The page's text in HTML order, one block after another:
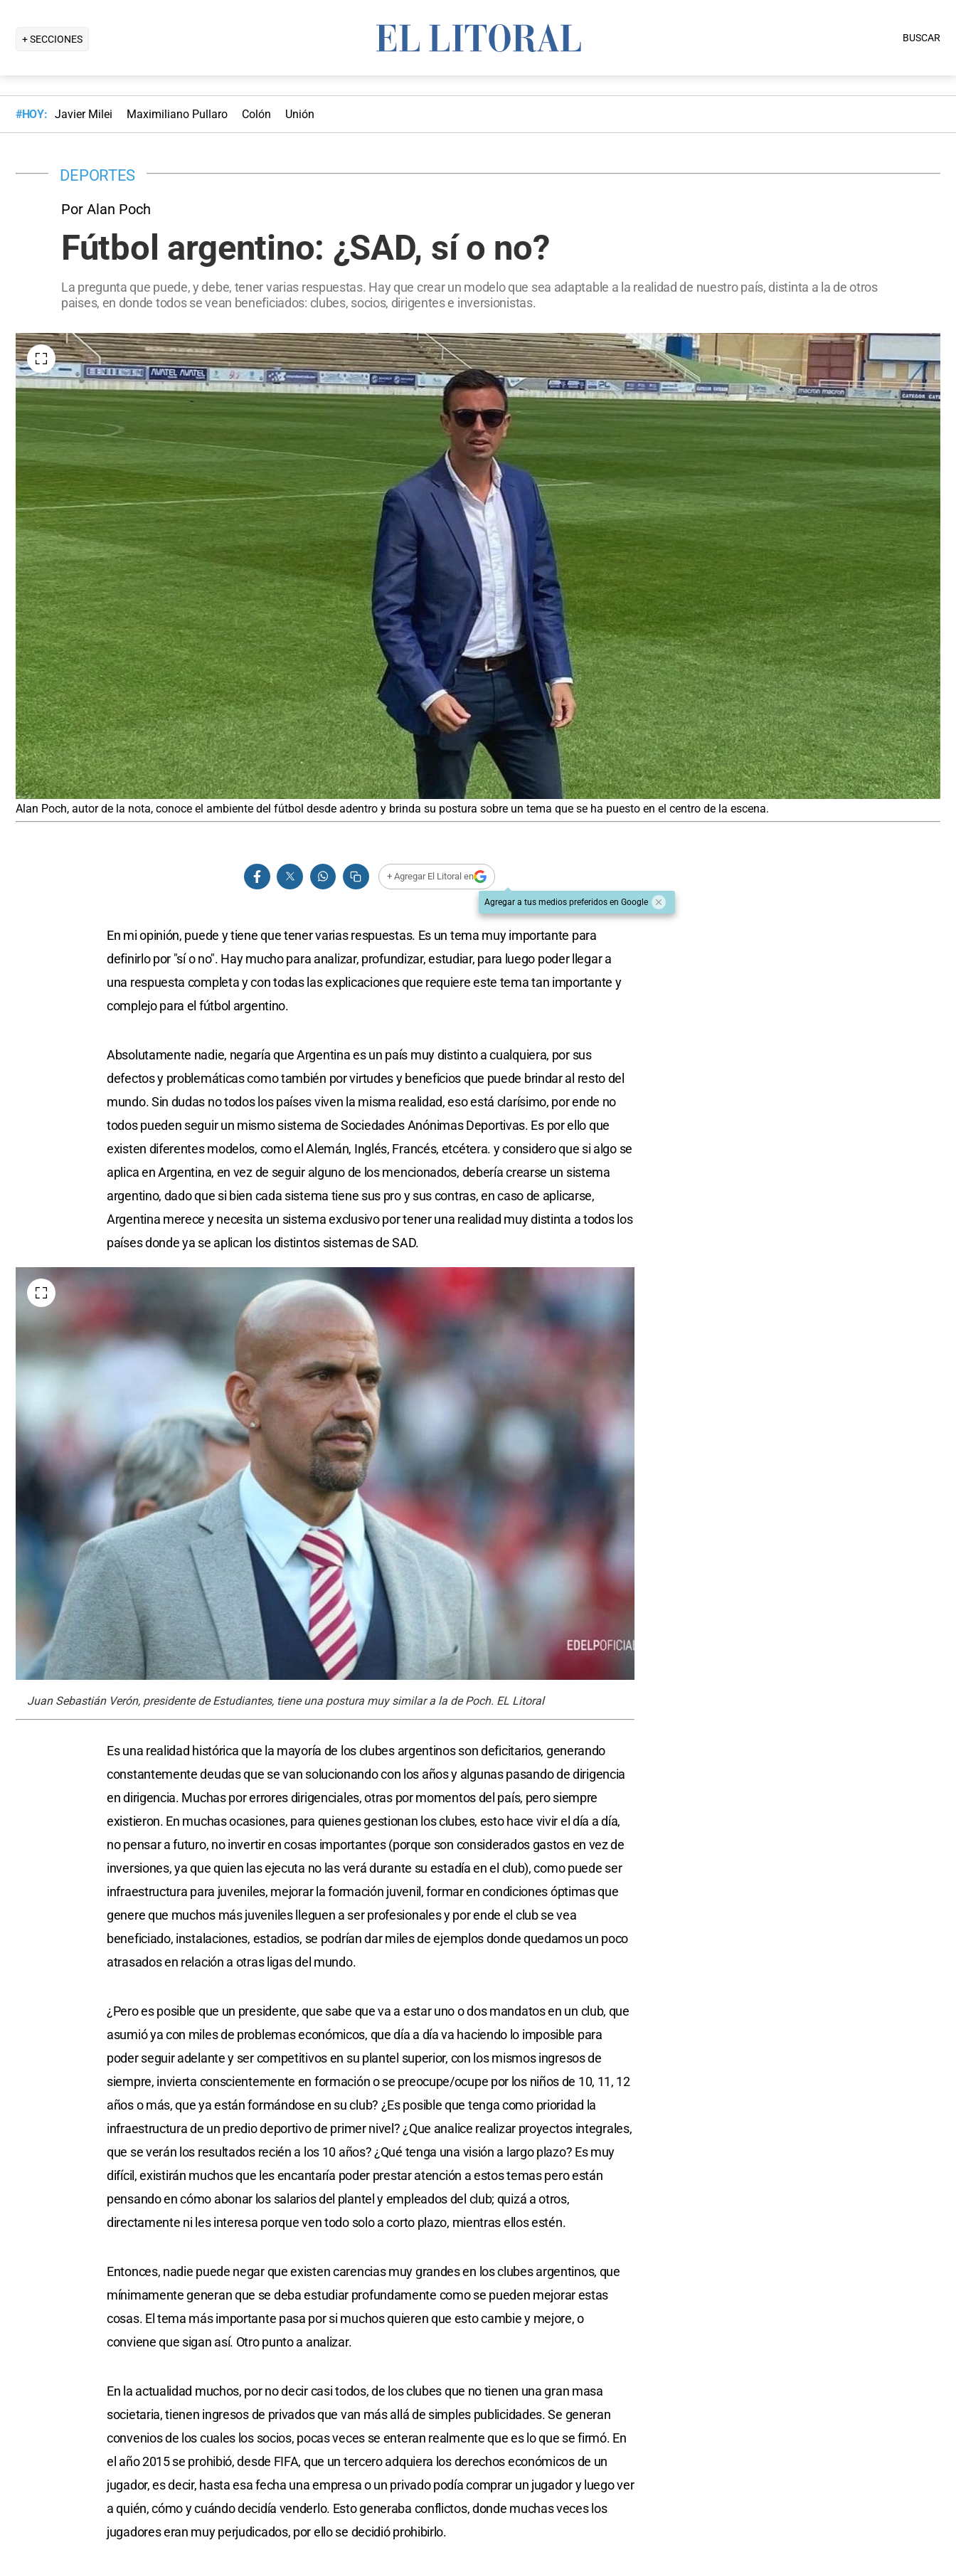
+ SECCIONES BUSCAR
#HOY: Javier Milei Maximiliano Pullaro Colón Unión
DEPORTES
Por Alan Poch
Fútbol argentino: ¿SAD, sí o no?
La pregunta que puede, y debe, tener varias respuestas. Hay que crear un modelo que sea adaptable a la realidad de nuestro país, distinta a la de otros
paises, en donde todos se vean beneficiados: clubes, socios, dirigentes e inversionistas.
Alan Poch, autor de la nota, conoce el ambiente del fútbol desde adentro y brinda su postura sobre un tema que se ha puesto en el centro de la escena.
+ Agregar El Litoral en
Agregar a tus medios preferidos en Google
En mi opinión, puede y tiene que tener varias respuestas. Es un tema muy importante para
definirlo por "sí o no". Hay mucho para analizar, profundizar, estudiar, para luego poder llegar a
una respuesta completa y con todas las explicaciones que requiere este tema tan importante y
complejo para el fútbol argentino.
Absolutamente nadie, negaría que Argentina es un país muy distinto a cualquiera, por sus
defectos y problemáticas como también por virtudes y beneficios que puede brindar al resto del
mundo. Sin dudas no todos los países viven la misma realidad, eso está clarísimo, por ende no
todos pueden seguir un mismo sistema de Sociedades Anónimas Deportivas. Es por ello que
existen diferentes modelos, como el Alemán, Inglés, Francés, etcétera. y considero que si algo se
aplica en Argentina, en vez de seguir alguno de los mencionados, debería crearse un sistema
argentino, dado que si bien cada sistema tiene sus pro y sus contras, en caso de aplicarse,
Argentina merece y necesita un sistema exclusivo por tener una realidad muy distinta a todos los
países donde ya se aplican los distintos sistemas de SAD.
Juan Sebastián Verón, presidente de Estudiantes, tiene una postura muy similar a la de Poch. EL Litoral
Es una realidad histórica que la mayoría de los clubes argentinos son deficitarios, generando
constantemente deudas que se van solucionando con los años y algunas pasando de dirigencia
en dirigencia. Muchas por errores dirigenciales, otras por momentos del país, pero siempre
existieron. En muchas ocasiones, para quienes gestionan los clubes, esto hace vivir el día a día,
no pensar a futuro, no invertir en cosas importantes (porque son considerados gastos en vez de
inversiones, ya que quien las ejecuta no las verá durante su estadía en el club), como puede ser
infraestructura para juveniles, mejorar la formación juvenil, formar en condiciones óptimas que
genere que muchos más juveniles lleguen a ser profesionales y por ende el club se vea
beneficiado, instalaciones, estadios, se podrían dar miles de ejemplos donde quedamos un poco
atrasados en relación a otras ligas del mundo.
¿Pero es posible que un presidente, que sabe que va a estar uno o dos mandatos en un club, que
asumió ya con miles de problemas económicos, que día a día va haciendo lo imposible para
poder seguir adelante y ser competitivos en su plantel superior, con los mismos ingresos de
siempre, invierta conscientemente en formación o se preocupe/ocupe por los niños de 10, 11, 12
años o más, que ya están formándose en su club? ¿Es posible que tenga como prioridad la
infraestructura de un predio deportivo de primer nivel? ¿Que analice realizar proyectos integrales,
que se verán los resultados recién a los 10 años? ¿Qué tenga una visión a largo plazo? Es muy
difícil, existirán muchos que les encantaría poder prestar atención a estos temas pero están
pensando en cómo abonar los salarios del plantel y empleados del club; quizá a otros,
directamente ni les interesa porque ven todo solo a corto plazo, mientras ellos estén.
Entonces, nadie puede negar que existen carencias muy grandes en los clubes argentinos, que
mínimamente generan que se deba estudiar profundamente como se pueden mejorar estas
cosas. El tema más importante pasa por si muchos quieren que esto cambie y mejore, o
conviene que sigan así. Otro punto a analizar.
En la actualidad muchos, por no decir casi todos, de los clubes que no tienen una gran masa
societaria, tienen ingresos de privados que van más allá de simples publicidades. Se generan
convenios de los cuales los socios, pocas veces se enteran realmente que es lo que se firmó. En
el año 2015 se prohibió, desde FIFA, que un tercero adquiera los derechos económicos de un
jugador, es decir, hasta esa fecha una empresa o un privado podía comprar un jugador y luego ver
a quién, cómo y cuándo decidía venderlo. Esto generaba conflictos, donde muchas veces los
jugadores eran muy perjudicados, por ello se decidió prohibirlo.